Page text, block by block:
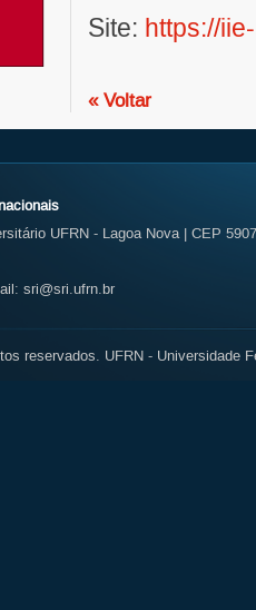
Site: https://
« Voltar
UFRN - Lagoa Nova | CEP
sri@sri.ufrn.br
reservados. UFRN - Universidade